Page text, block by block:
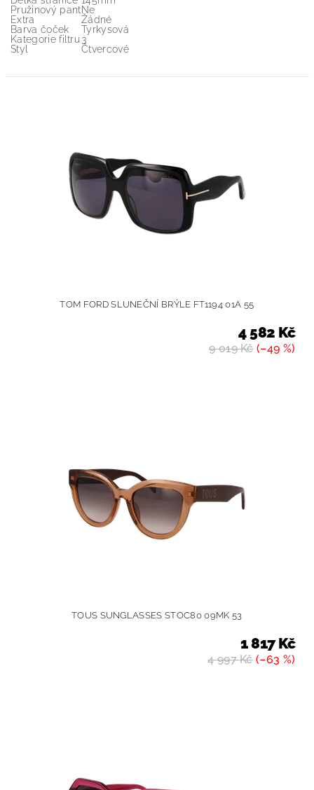
Pružinový pantNe
Extra
Žádné
Barva čoček
Tyrkysová
Kategorie filtru 3
Styl
Čtvercové
TOM FORD SLUNEČNÍ BRÝLE FT1194 01A 55
9 019 Kč(–49 %)
4 582 Kč
TOUS SUNGLASSES STOC80 09MK 53
4 997 Kč(–63 %)
1 817 Kč